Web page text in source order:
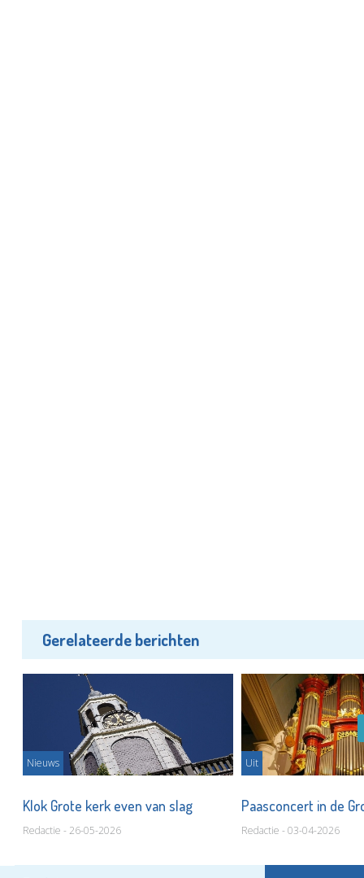
Gerelateerde berichten
Nieuws
Klok Grote kerk even van slag
Redactie - 26-05-2026
Uit
Paasconcert in de
Redactie - 03-04-2026